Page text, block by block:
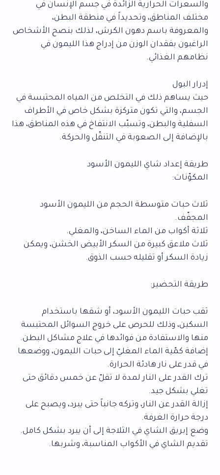
والسعرات الحرارية الزائدة في جسم الإنسان في
مختلف المناطق، وتحديداً في منطقة البطن،
والمعروفة باسم دهون الكرش، لذلك بنصح الأشخاص
الراغبون بفقدان الوزن من إدراج هذا الليمون في
نظامهم الغذائي.
إدرار البول
حيث يساهم ذلك في التخلص من المياه المحتبسة في
الجسم، والتي تكون متركزة بشكل خاص في الأطراف
السفلية والبطن، وتسبّب الانتفاخ في هذه المناطق، هذا
بالإضافة إلى الصعوبة في التنقّل والحركة.
طريقة إعداد شاي الليمون الأسود
المكوّنات:
ثلاث حبات متوسطة الحجم من الليمون الأسود
المجفّف.
ثلاثة أكواب من الماء الساخن، والمغلي.
ثلاث ملاعق كبيرة من السكر الأبيض الخشن، ويمكن
زيادة السكر أو تقليله حسب الذوق.
طريقة التحضير:
ثقب حبات الليمون الأسود، أو شقها باستخدام
السكين، وذلك للحرص على خروج السوائل المحتبسة
منها والاستفادة من فوائدها في علاج مشاكل البطن.
إضافة كمّية الماء المغليّ إلى حبات الليمون، ووضعها
في قدر على نار هادئة الحرارة.
ترك القدر على النار لمدة لا تقلّ عن خمس دقائق حتى
تغلي بشكل جيد.
إزالة القدر عن النار، وتركه جانباً حتى يبرد، ويصبح على
درجة حرارة الغرفة.
وضع إبريق الشاي في الثلاجة إلى أن يبرد بشكل كامل.
تقديم الشاي في الأكواب المناسبة، وشربها.